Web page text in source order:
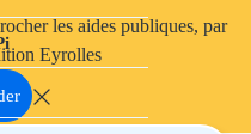
les aides publiques, par
Eyrolles
Projets finançables